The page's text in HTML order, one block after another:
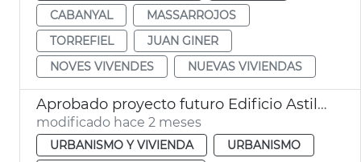
CABANYAL
MASSARROJOS
TORREFIEL
JUAN GINER
NOVES VIVENDES
NUEVAS VIVIENDAS
Aprobado proyecto futuro Edificio Astilleros Cabañal València
modificado hace 2 meses
URBANISMO Y VIVIENDA
URBANISMO